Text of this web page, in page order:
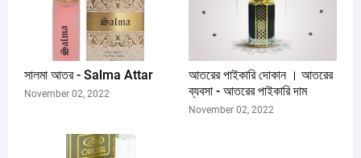
সালমা আতর - Salma Attar
November 02, 2022
আতরের পাইকারি দোকান । আতরের
ব্যবসা - আতরের পাইকারি দাম
November 02, 2022